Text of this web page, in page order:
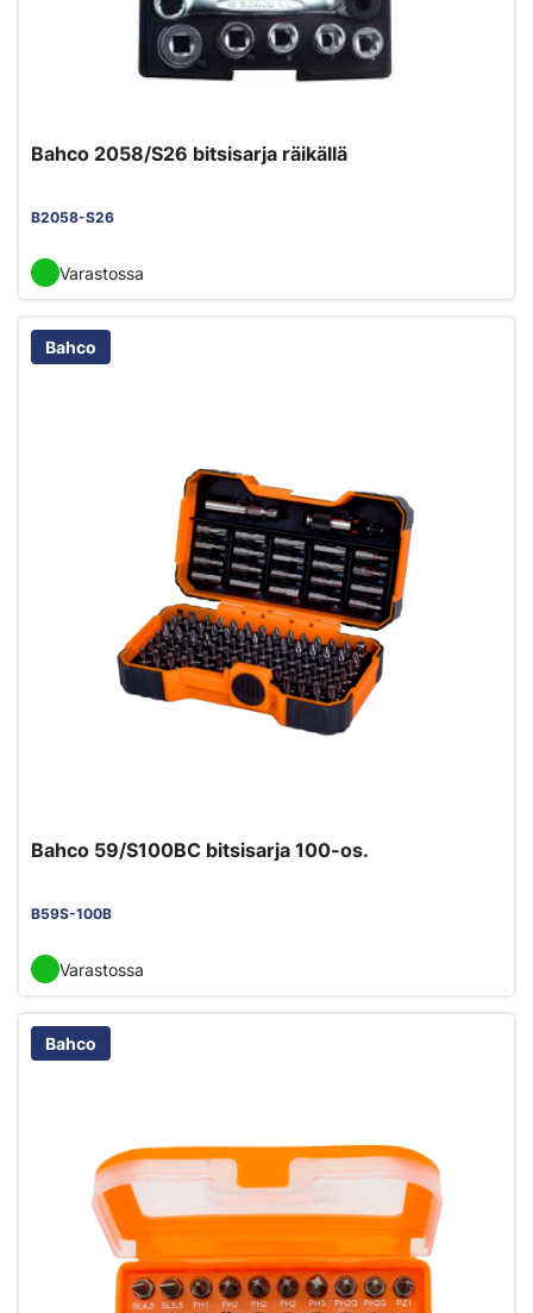
Bahco 2058/S26 bitsisarja räikällä
B2058-S26
Varastossa
Bahco
Bahco 59/S100BC bitsisarja 100-os.
B59S-100B
Varastossa
Bahco